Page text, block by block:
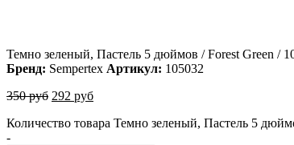
Темно зеленый, Пастель 5 дюймов / Forest Green /
Бренд: Sempertex Артикул: 105032
350руб 292 руб
Количество товара Темно зеленый, Пастель 5
-